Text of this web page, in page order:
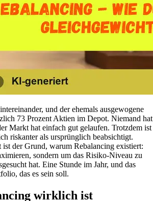
und der ehemals ausgewogene
73 Prozent Aktien im Depot. Niemand hat
Markt hat einfach gut gelaufen. Trotzdem ist
riskanter als ursprünglich beabsichtigt.
der Grund, warum Rebalancing existiert:
sondern um das Risiko-Niveau zu
hat. Eine Stunde im Jahr, und das
das es sein soll.
wirklich ist